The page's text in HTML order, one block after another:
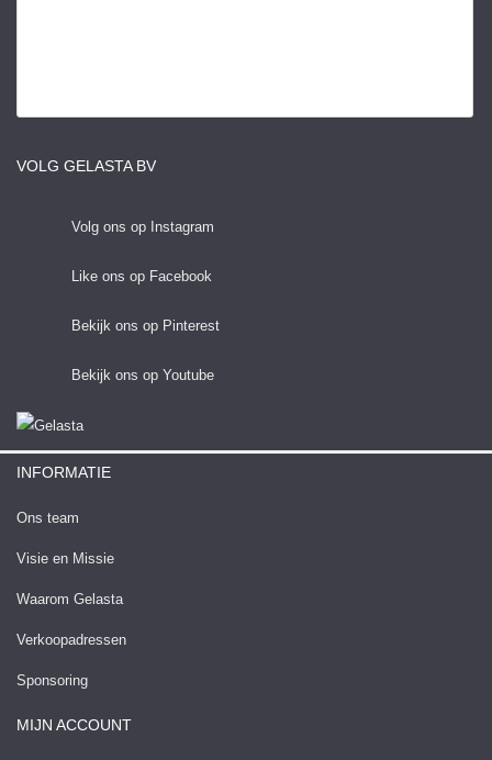
VOLG GELASTA BV
Volg ons op Instagram
Like ons op Facebook
Bekijk ons op Pinterest
Bekijk ons op Youtube
INFORMATIE
Ons team
Visie en Missie
Waarom Gelasta
Verkoopadressen
Sponsoring
MIJN ACCOUNT